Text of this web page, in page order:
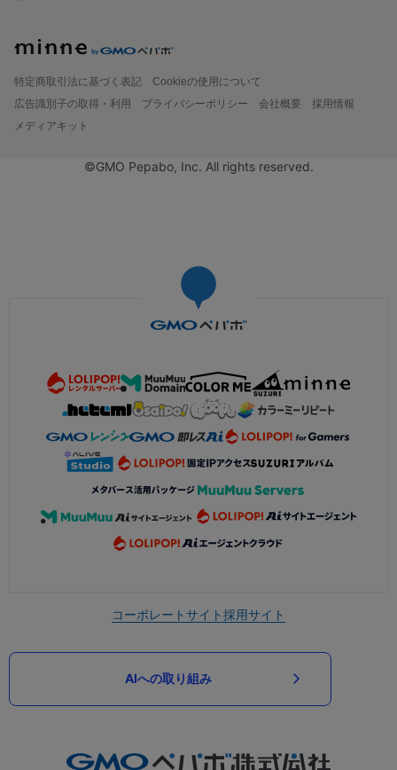
特定商取引法に基づく表記
Cookieの使用について
広告識別子の取得・利用
プライバシーポリシー 会社概要
採用情報
メディアキット
©GMO Pepabo, Inc. All rights reserved.
コーポレートサイト採用サイト
AIへの取り組み